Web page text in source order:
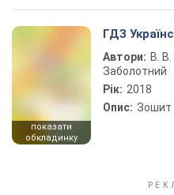
показати
обкладинку
ГДЗ
Автори: В.
Заболотний
Рік: 2018
Опис: Зошит